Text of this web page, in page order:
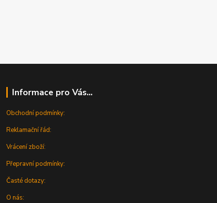
Informace pro Vás...
Obchodní podmínky:
Reklamační řád:
Vrácení zboží:
Přepravní podmínky:
Časté dotazy:
O nás: